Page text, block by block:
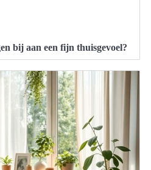
bij aan een fijn thuisgevoel?